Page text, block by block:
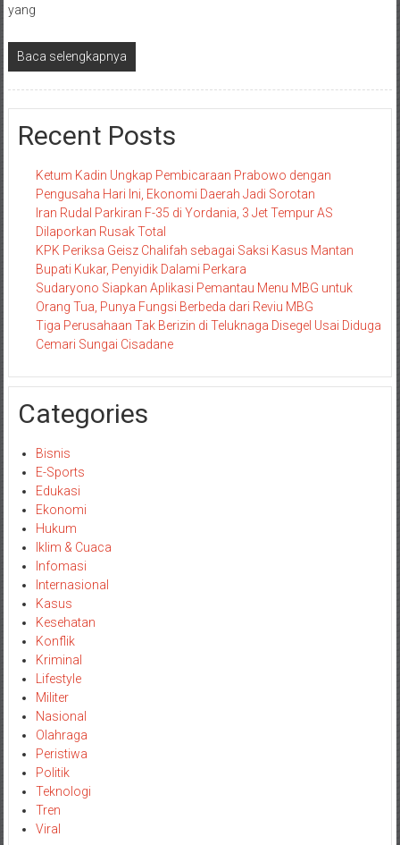
yang
Baca selengkapnya
Recent Posts
Ketum Kadin Ungkap Pembicaraan Prabowo dengan
Pengusaha Hari Ini, Ekonomi Daerah Jadi Sorotan
Iran Rudal Parkiran F-35 di Yordania, 3 Jet Tempur AS
Dilaporkan Rusak Total
KPK Periksa Geisz Chalifah sebagai Saksi Kasus Mantan
Bupati Kukar, Penyidik Dalami Perkara
Sudaryono Siapkan Aplikasi Pemantau Menu MBG untuk
Orang Tua, Punya Fungsi Berbeda dari Reviu MBG
Tiga Perusahaan Tak Berizin di Teluknaga Disegel Usai Diduga
Cemari Sungai Cisadane
Categories
Bisnis
E-Sports
Edukasi
Ekonomi
Hukum
Iklim & Cuaca
Infomasi
Internasional
Kasus
Kesehatan
Konflik
Kriminal
Lifestyle
Militer
Nasional
Olahraga
Peristiwa
Politik
Teknologi
Tren
Viral